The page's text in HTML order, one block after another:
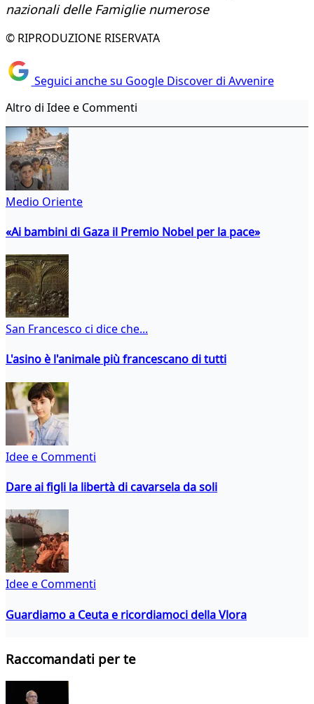
nazionali delle Famiglie numerose
© RIPRODUZIONE RISERVATA
Seguici anche su Google Discover di Avvenire
Altro di Idee e Commenti
Medio Oriente
«Ai bambini di Gaza il Premio Nobel per la pace»
San Francesco ci dice che...
L'asino è l'animale più francescano di tutti
Idee e Commenti
Dare ai figli la libertà di cavarsela da soli
Idee e Commenti
Guardiamo a Ceuta e ricordiamoci della Vlora
Raccomandati per te